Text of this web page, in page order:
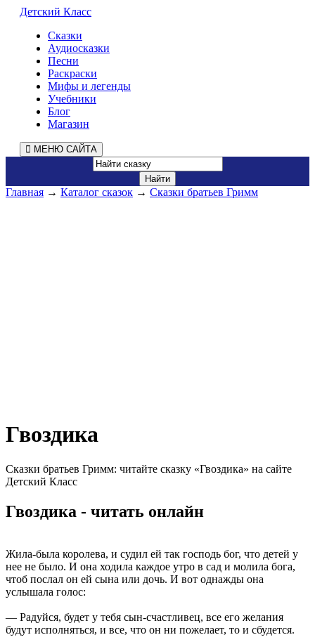
Детский Класс
Сказки
Аудиосказки
Песни
Раскраски
Мифы и легенды
Учебники
Блог
Магазин
МЕНЮ САЙТА
Главная → Каталог сказок → Сказки братьев Гримм
Гвоздика
Сказки братьев Гримм: читайте сказку «Гвоздика» на сайте
Детский Класс
Гвоздика - читать онлайн
Жила-была королева, и судил ей так господь бог, что детей у
нее не было. И она ходила каждое утро в сад и молила бога,
чтоб послал он ей сына или дочь. И вот однажды она
услышала голос:
— Радуйся, будет у тебя сын-счастливец, все его желания
будут исполняться, и все, что он ни пожелает, то и сбудется.